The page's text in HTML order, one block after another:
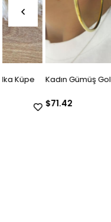
Kadın Gümüş Gold Halka